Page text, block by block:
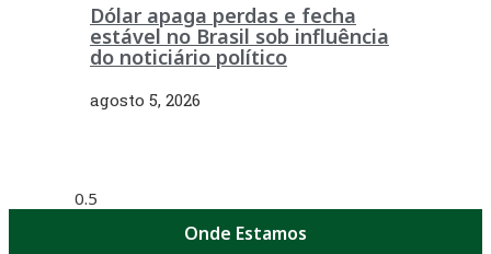
Dólar apaga perdas e fecha
estável no Brasil sob influência
do noticiário político
agosto 5, 2026
Onde Estamos